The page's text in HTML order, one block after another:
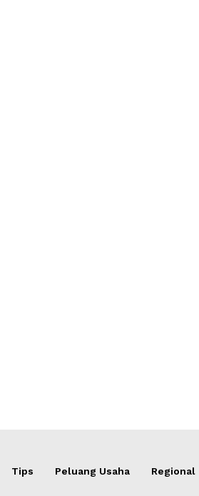
Tips Peluang Usaha Regional